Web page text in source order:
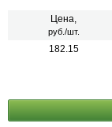
Цена,
руб./шт.
182.15